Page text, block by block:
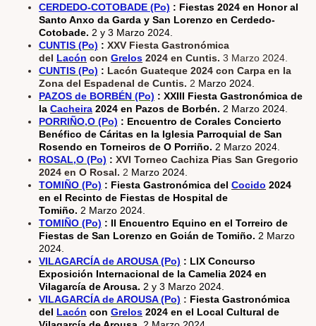
CERDEDO-COTOBADE (Po) : Fiestas 2024 en Honor al
Santo Anxo da Garda y San Lorenzo en Cerdedo-
Cotobade. 2 y 3 Marzo 2024.
CUNTIS (Po) : XXV Fiesta Gastronómica
del Lacón con Grelos 2024 en Cuntis. 3 Marzo 2024.
CUNTIS (Po) : Lacón Guateque 2024 con Carpa en la
Zona del Espadenal de Cuntis. 2 Marzo 2024.
PAZOS de BORBÉN (Po) : XXIII Fiesta Gastronómica de
la Cacheira 2024 en Pazos de Borbén. 2 Marzo 2024.
PORRIÑO,O (Po) : Encuentro de Corales Concierto
Benéfico de Cáritas en la Iglesia Parroquial de San
Rosendo en Torneiros de O Porriño. 2 Marzo 2024.
ROSAL,O (Po) : XVI Torneo Cachiza Pias San Gregorio
2024 en O Rosal. 2 Marzo 2024.
TOMIÑO (Po) : Fiesta Gastronómica del Cocido 2024
en el Recinto de Fiestas de Hospital de
Tomiño. 2 Marzo 2024.
TOMIÑO (Po) : II Encuentro Equino en el Torreiro de
Fiestas de San Lorenzo en Goián de Tomiño. 2 Marzo
2024.
VILAGARCÍA de AROUSA (Po) : LIX Concurso
Exposición Internacional de la Camelia 2024 en
Vilagarcía de Arousa. 2 y 3 Marzo 2024.
VILAGARCÍA de AROUSA (Po) : Fiesta Gastronómica
del Lacón con Grelos 2024 en el Local Cultural de